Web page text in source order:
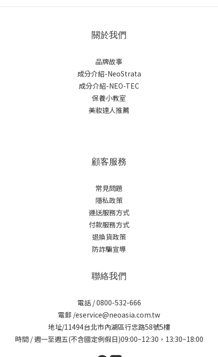
關於我們
品牌故事
成分介紹-NeoStrata
成分介紹-NEO-TEC
保養小教室
美妝達人推薦
顧客服務
常見問題
隱私政策
運送服務方式
付款服務方式
退換貨政策
防詐騙宣導
聯絡我們
電話 / 0800-532-666
電郵 /eservice@neoasia.com.tw
地址/11494台北市內湖區行忠路58號5樓
時間 / 週一至週五(不含國定例假日)09:00~12:30，13:30~18:00